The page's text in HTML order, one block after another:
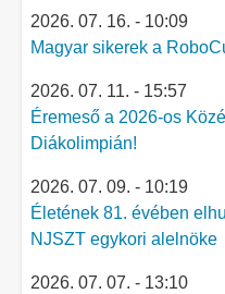
2026. 07. 16. - 10:09
Magyar sikerek a
2026. 07. 11. - 15:57
Éremeső a 2026-os
Diákolimpián!
2026. 07. 09. - 10:19
Életének 81. évében
NJSZT egykori alelnöke
2026. 07. 07. - 13:10